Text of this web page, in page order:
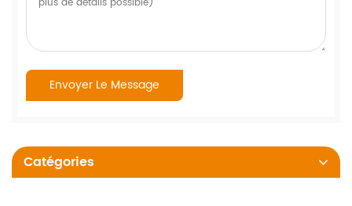
Catégories